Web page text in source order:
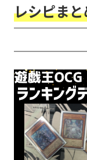
レシピま
￣￣￣￣
￣￣￣￣